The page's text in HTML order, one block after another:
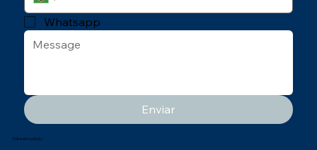
Whatsapp
Enviar
Entre em contato